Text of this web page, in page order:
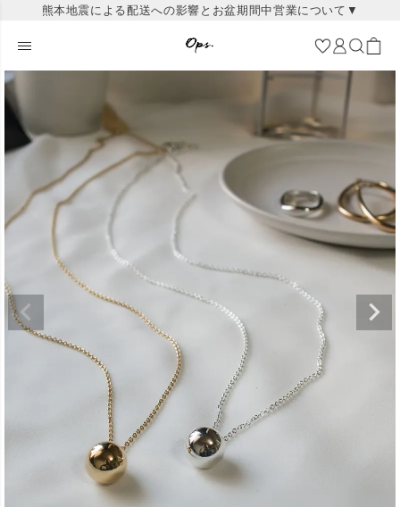
熊本地震による配送への影響とお盆期間中営業について▼